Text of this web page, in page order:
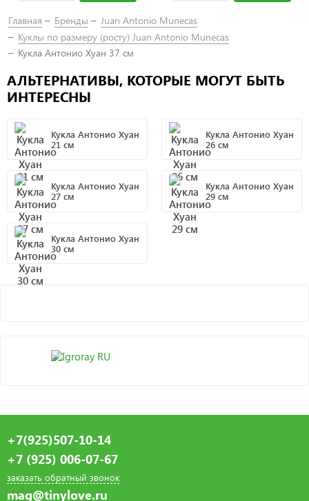
Главная Бренды
Juan Antonio Munecas
Куклы по размеру (росту) Juan Antonio Мunecas
Кукла Антонио Хуан 37 см
АЛЬТЕРНАТИВЫ, КОТОРЫЕ МОГУТ БЫТЬ
ИНТЕРЕСНЫ
Кукла Антонио Хуан
21 см
Кукла Антонио Хуан
26 см
Кукла Антонио Хуан
27 см
Кукла Антонио Хуан
29 см
Кукла Антонио Хуан
30 см
+7(925)507-10-14
+7 (925) 006-07-67
заказать обратный звонок
mag@tinylove.ru